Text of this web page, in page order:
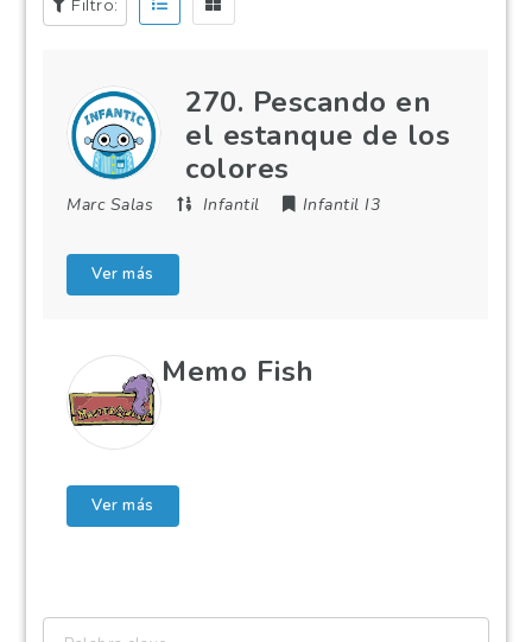
Filtro:
270. Pescando en
el estanque de los
colores
Marc Salas Infantil Infantil I3
Ver más
Memo Fish
Ver más